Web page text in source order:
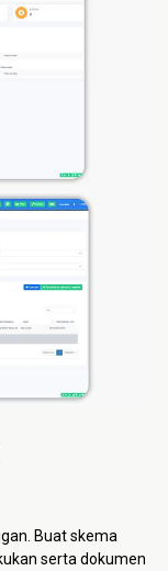
Buat skema
serta dokumen